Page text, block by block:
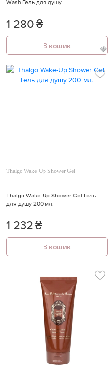
Wash Гель для душу
1 280₴
В кошик
Thalgo Wake-Up Shower Gel
Thalgo Wake-Up Shower Gel Гель
для душу 200 мл.
1 232₴
В кошик
🍓